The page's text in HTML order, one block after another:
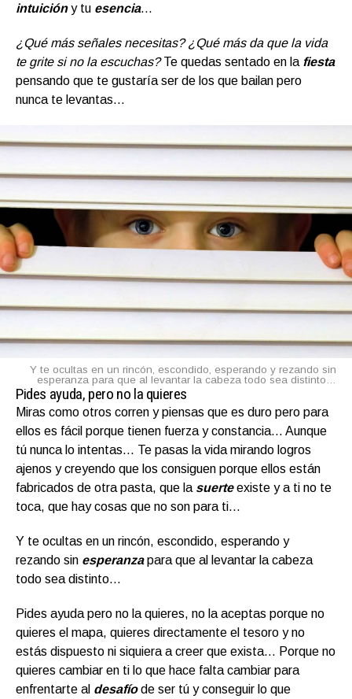
intuicióny tu esencia…
¿Qué más señales necesitas? ¿Qué más da que la vida
te grite si no la escuchas?Te quedas sentado en la fiesta
pensando que te gustaría ser de los que bailan pero
nunca te levantas…
Y te ocultas en un rincón, escondido, esperando y rezando sin
esperanza para que al levantar la cabeza todo sea distinto…
Pides ayuda, pero no la quieres
Miras como otros corren y piensas que es duro pero para
ellos es fácil porque tienen fuerza y constancia… Aunque
tú nunca lo intentas… Te pasas la vida mirando logros
ajenos y creyendo que los consiguen porque ellos están
fabricados de otra pasta, que la suerteexiste y a ti no te
toca, que hay cosas que no son para ti…
Y te ocultas en un rincón, escondido, esperando y
rezando sin esperanzapara que al levantar la cabeza
todo sea distinto…
Pides ayuda pero no la quieres, no la aceptas porque no
quieres el mapa, quieres directamente el tesoro y no
estás dispuesto ni siquiera a creer que exista… Porque no
quieres cambiar en ti lo que hace falta cambiar para
enfrentarte al desafíode ser tú y conseguir lo que